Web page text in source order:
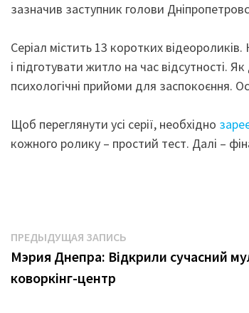
зазначив заступник голови
Серіал містить 13 коротких
і підготувати житло на час відсутності.
психологічні прийоми для заспокоєння.
Щоб переглянути усі серії, необхідно
кожного ролику – простий тест. Далі –
Навигация
по
записям
ПРЕДЫДУЩАЯ ЗАПИСЬ
запись:
Мэрия Днепра: Відкрили сучасний
коворкінг-центр